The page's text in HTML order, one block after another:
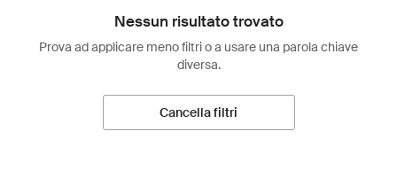
Nessun risultato trovato
Prova ad applicare meno filtri o a usare una parola chiave
diversa.
Cancella filtri